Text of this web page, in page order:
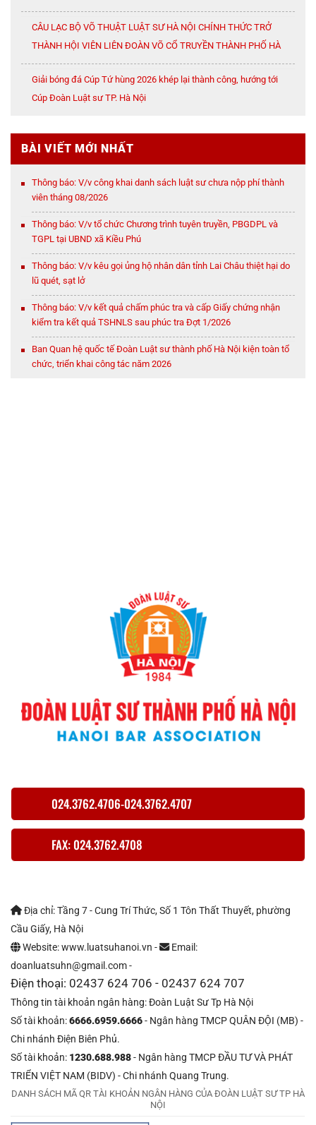
CÂU LẠC BỘ VÕ THUẬT LUẬT SƯ HÀ NỘI CHÍNH THỨC TRỞ
THÀNH HỘI VIÊN LIÊN ĐOÀN VÕ CỔ TRUYỀN THÀNH PHỐ HÀ
NỘI
Giải bóng đá Cúp Tứ hùng 2026 khép lại thành công, hướng tới
Cúp Đoàn Luật sư TP. Hà Nội
BÀI VIẾT MỚI NHẤT
Thông báo: V/v công khai danh sách luật sư chưa nộp phí thành
viên tháng 08/2026
Thông báo: V/v tổ chức Chương trình tuyên truyền, PBGDPL và
TGPL tại UBND xã Kiều Phú
Thông báo: V/v kêu gọi ủng hộ nhân dân tỉnh Lai Châu thiệt hại do
lũ quét, sạt lở
Thông báo: V/v kết quả chấm phúc tra và cấp Giấy chứng nhận
kiểm tra kết quả TSHNLS sau phúc tra Đợt 1/2026
Ban Quan hệ quốc tế Đoàn Luật sư thành phố Hà Nội kiện toàn tổ
chức, triển khai công tác năm 2026
024.3762.4706-024.3762.4707
FAX: 024.3762.4708
Địa chỉ: Tầng 7 - Cung Trí Thức, Số 1 Tôn Thất Thuyết, phường
Cầu Giấy, Hà Nội
Website: www.luatsuhanoi.vn -
Email:
doanluatsuhn@gmail.com -
Điện thoại: 02437 624 706 - 02437 624 707
Thông tin tài khoản ngân hàng: Đoàn Luật Sư Tp Hà Nội
Số tài khoản:6666.6959.6666- Ngân hàng TMCP QUÂN ĐỘI (MB) -
Chi nhánh Điện Biên Phủ.
Số tài khoản: 1230.688.988- Ngân hàng TMCP ĐẦU TƯ VÀ PHÁT
TRIỂN VIỆT NAM (BIDV) - Chi nhánh Quang Trung.
DANH SÁCH MÃ QR TÀI KHOẢN NGÂN HÀNG CỦA ĐOÀN LUẬT SƯ TP HÀ
NỘI